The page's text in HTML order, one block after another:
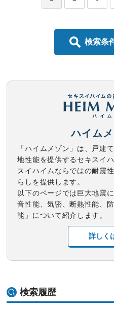
検索条
ハイム
「ハイムメゾン」は、戸建
地性能を提供するセキスイ
スイハイムならではの耐震
らしを提供します。
以下のページでは巨大地震
音性能、気密、断熱性能、
能」について紹介します。
詳しく
検索履歴